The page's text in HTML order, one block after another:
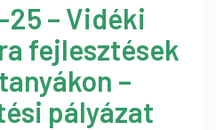
25 – Vidéki
fejlesztések
–
pályázat